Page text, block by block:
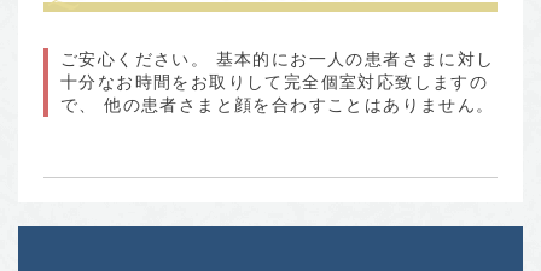
ご安心ください。 基本的にお一人の患者さまに対し
十分なお時間をお取りして完全個室対応致しますの
で、 他の患者さまと顔を合わすことはありません。